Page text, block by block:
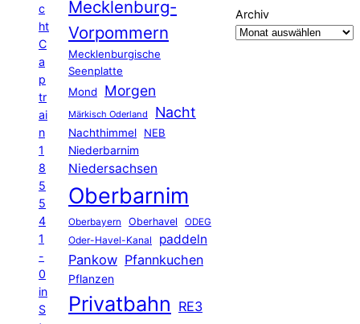
c
ht
C
a
p
tr
ai
n
1
8
5
5
4
1
-
0
in
S
Mecklenburg-
Vorpommern
Mecklenburgische
Seenplatte
Mond
Morgen
Märkisch Oderland Nacht
Nachthimmel
NEB
Niederbarnim
Niedersachsen
Oberbarnim
Oberbayern Oberhavel ODEG
Oder-Havel-Kanal paddeln
Pankow Pfannkuchen
Pflanzen
Privatbahn RE3
Archiv